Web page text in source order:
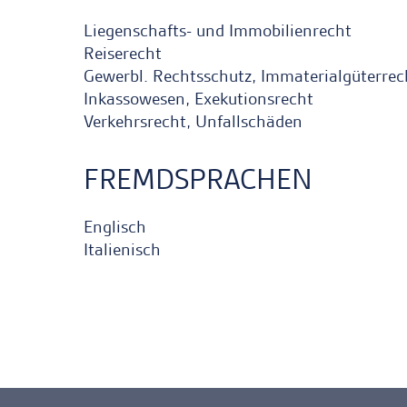
Liegenschafts- und Immobilienrecht
Reiserecht
Gewerbl. Rechtsschutz,
Inkassowesen, Exekutionsrecht
Verkehrsrecht, Unfallschäden
FREMDSPRACHEN
Englisch
Italienisch